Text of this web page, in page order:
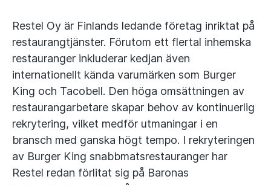
Restel Oy är Finlands ledande företag inriktat på
restaurangtjänster. Förutom ett flertal inhemska
restauranger inkluderar kedjan även
internationellt kända varumärken som Burger
King och Tacobell. Den höga omsättningen av
restaurangarbetare skapar behov av kontinuerlig
rekrytering, vilket medför utmaningar i en
bransch med ganska högt tempo. I rekryteringen
av Burger King snabbmatsrestauranger har
Restel redan förlitat sig på Baronas